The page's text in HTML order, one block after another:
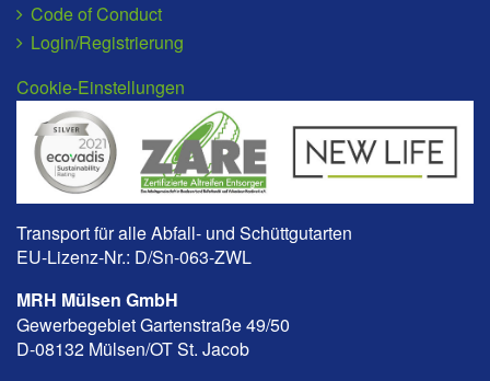
Code of Conduct
Login/Registrierung
Cookie-Einstellungen
Transport für alle Abfall- und Schüttgutarten
EU-Lizenz-Nr.: D/Sn-063-ZWL
MRH Mülsen GmbH
Gewerbegebiet Gartenstraße 49/50
D-08132 Mülsen/OT St. Jacob